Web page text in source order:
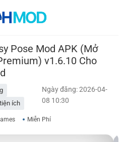
Pose Mod APK (Mở
v1.6.10 Cho
ích
Ngày đăng: 2026-04-
08 10:30
Miễn Phí